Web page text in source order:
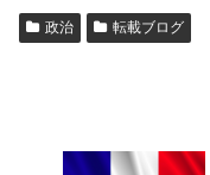
政治 転載ブログ